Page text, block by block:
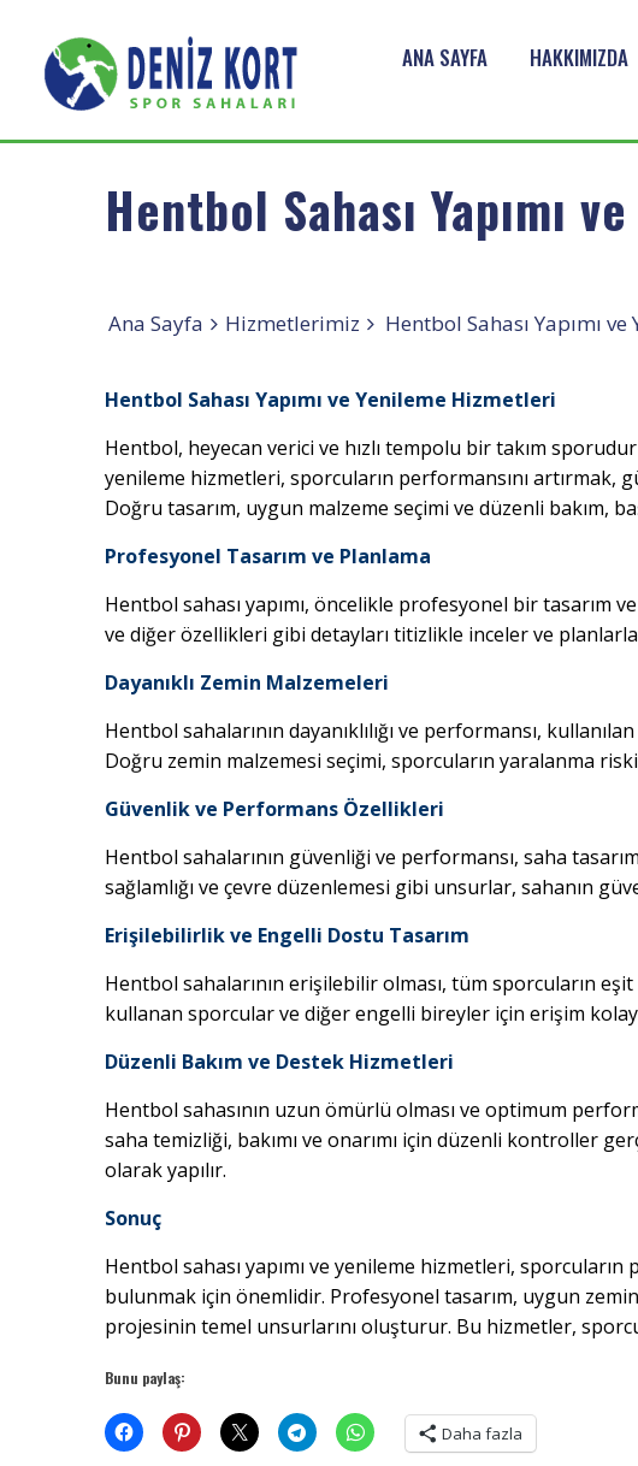
ANA SAYFA HAKKIMIZDA
Hentbol Sahası Yapımı
Ana Sayfa Hizmetlerimiz Hentbol Sahası Yapımı
Hentbol Sahası Yapımı ve Yenileme Hizmetleri
Hentbol, heyecan verici ve hızlı tempolu bir takım
yenileme hizmetleri, sporcuların performansını artırmak,
Doğru tasarım, uygun malzeme seçimi ve düzenli bakım,
Profesyonel Tasarım ve Planlama
Hentbol sahası yapımı, öncelikle profesyonel bir tasarım
ve diğer özellikleri gibi detayları titizlikle inceler ve
Dayanıklı Zemin Malzemeleri
Hentbol sahalarının dayanıklılığı ve performansı,
Doğru zemin malzemesi seçimi, sporcuların yaralanma
Güvenlik ve Performans Özellikleri
Hentbol sahalarının güvenliği ve performansı, saha
sağlamlığı ve çevre düzenlemesi gibi unsurlar, sahanın
Erişilebilirlik ve Engelli Dostu Tasarım
Hentbol sahalarının erişilebilir olması, tüm sporcuların
kullanan sporcular ve diğer engelli bireyler için erişim
Düzenli Bakım ve Destek Hizmetleri
Hentbol sahasının uzun ömürlü olması ve optimum
saha temizliği, bakımı ve onarımı için düzenli kontroller
olarak yapılır.
Sonuç
Hentbol sahası yapımı ve yenileme hizmetleri,
bulunmak için önemlidir. Profesyonel tasarım, uygun
projesinin temel unsurlarını oluşturur. Bu hizmetler,
Bunu paylaş:
Daha fazla